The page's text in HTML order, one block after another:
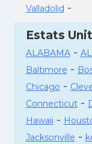
Valladolid -
Estats
ALABAMA-
Baltimore -
Chicago -
Connecticut-
Hawaii -
Jacksonville -